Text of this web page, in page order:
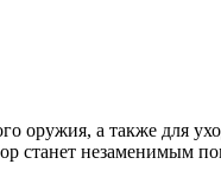
оружия, а также для
станет незаменимым